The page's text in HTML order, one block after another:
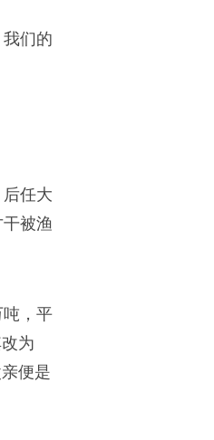
们的
任大
被渔
，平
为
便是